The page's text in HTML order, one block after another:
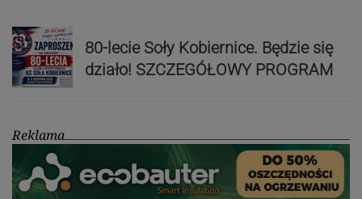
80-lecie Soły Kobiernice. Będzie się
działo! SZCZEGÓŁOWY PROGRAM
Reklama